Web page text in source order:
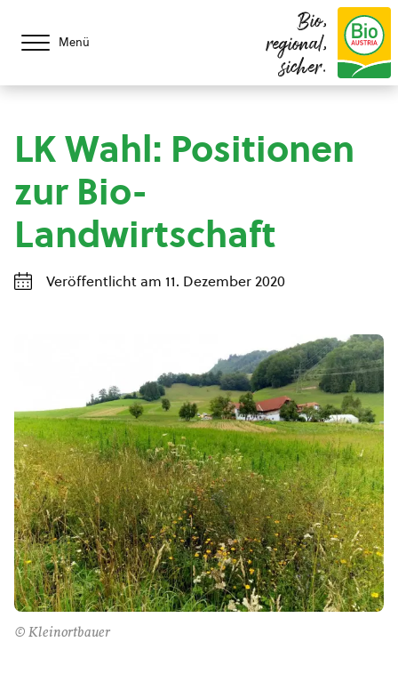
Menü
Bio,
regional,
sicher.
LK Wahl: Positionen
zur Bio-
Landwirtschaft
Veröffentlicht am 11. Dezember 2020
© Kleinortbauer